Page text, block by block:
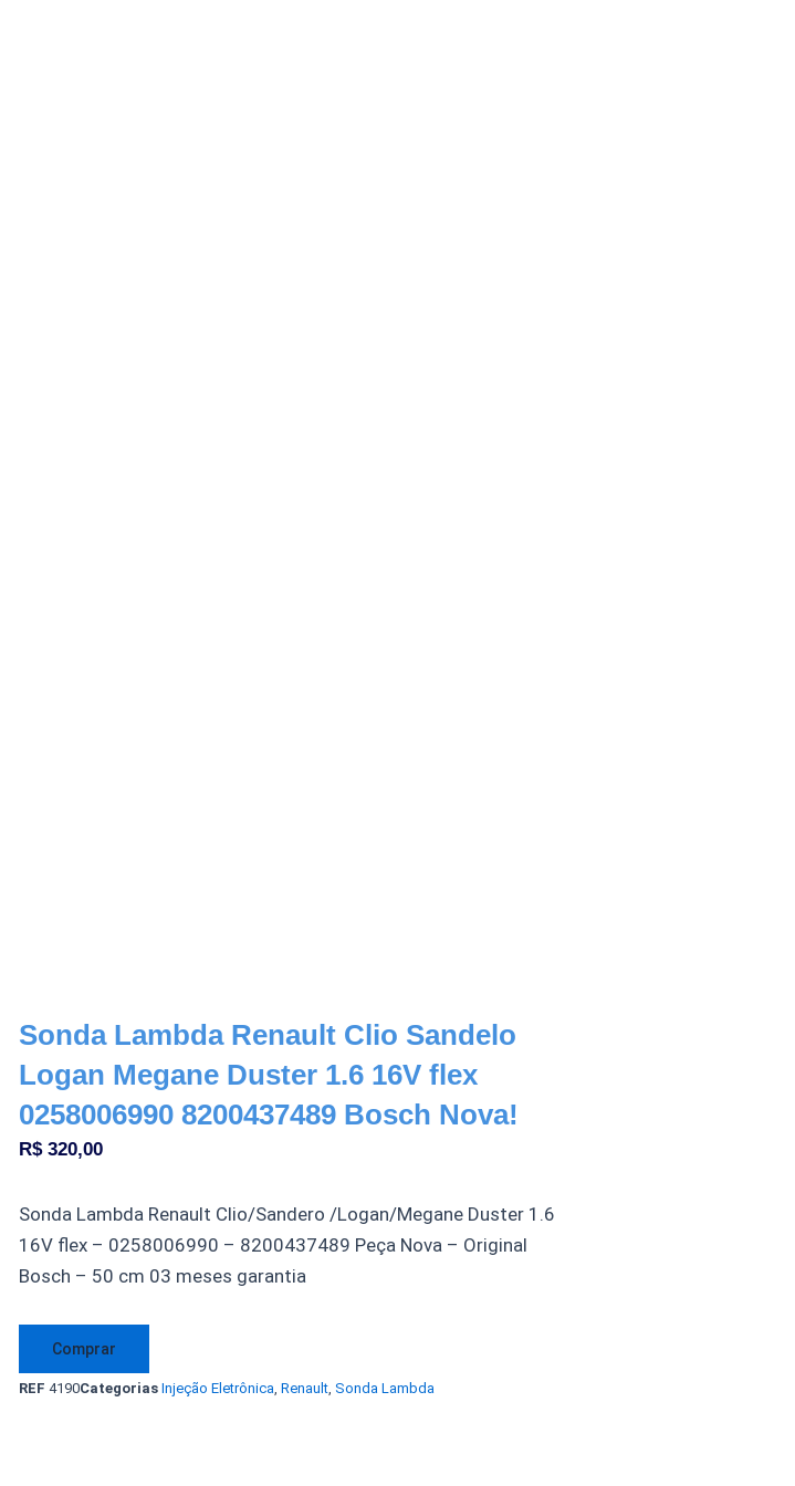
Sonda Lambda Renault Clio Sandelo
Logan Megane Duster 1.6 16V flex
0258006990 8200437489 Bosch Nova!
R$320,00
Sonda Lambda Renault Clio/Sandero /Logan/Megane Duster 1.6
16V flex – 0258006990 – 8200437489 Peça Nova – Original
Bosch – 50 cm 03 meses garantia
Sonda
Lambda
Renault
Comprar
REF 4190Categorias Injeção Eletrônica Renault, Sonda Lambda